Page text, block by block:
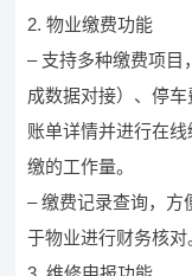
2. 物业缴费功能
– 支持多种缴费项目
成数据对接）、停
账单详情并进行在
缴的工作量。
– 缴费记录查询，方
于物业进行财务核对